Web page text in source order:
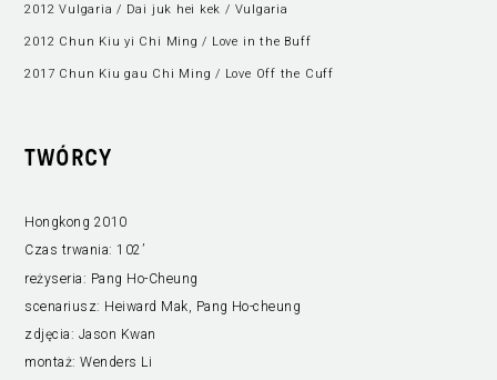
TWÓRCY
Hongkong 2010
Czas trwania: 102’
reżyseria: Pang Ho-Cheung
scenariusz: Heiward Mak, Pang Ho-cheung
zdjęcia: Jason Kwan
montaż:Wenders Li
2012 Vulgaria / Dai juk hei kek / Vulgaria
2012 Chun Kiu yi Chi Ming / Love in the Buff
2017 Chun Kiu gau Chi Ming / Love Off the Cuff